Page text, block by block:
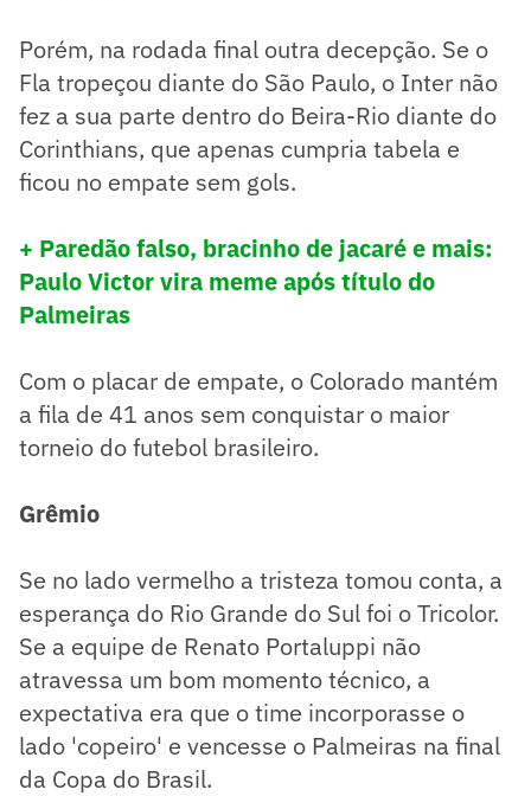
Porém, na rodada final outra decepção. Se o
Fla tropeçou diante do São Paulo, o Inter não
fez a sua parte dentro do Beira-Rio diante do
Corinthians, que apenas cumpria tabela e
ficou no empate sem gols.
+ Paredão falso, bracinho de jacaré e mais:
Paulo Victor vira meme após título do
Palmeiras
Com o placar de empate, o Colorado mantém
a fila de 41 anos sem conquistar o maior
torneio do futebol brasileiro.
Grêmio
Se no lado vermelho a tristeza tomou conta, a
esperança do Rio Grande do Sul foi o Tricolor.
Se a equipe de Renato Portaluppi não
atravessa um bom momento técnico, a
expectativa era que o time incorporasse o
lado 'copeiro' e vencesse o Palmeiras na final
da Copa do Brasil.